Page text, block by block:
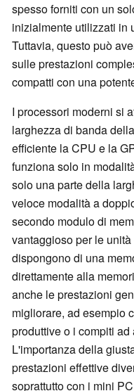
spesso forniti con un
inizialmente utilizzati in
Tuttavia, questo può
sulle prestazioni
compatti con una
I processori moderni si
larghezza di banda
efficiente la CPU e la
funziona solo in
solo una parte della
veloce modalità a
secondo modulo di
vantaggioso per le
dispongono di una
direttamente alla
anche le prestazioni
migliorare, ad esempio
produttive o i compiti
L'importanza della
prestazioni effettive
soprattutto con i mini